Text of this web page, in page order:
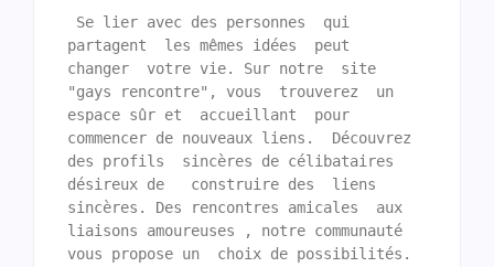
partagent  les mêmes idées  peut
changer  votre vie. Sur notre  site
"gays rencontre", vous  trouverez  un
espace sûr et  accueillant  pour
commencer de nouveaux liens.  Découvrez
des profils  sincères de célibataires
désireux de   construire des  liens
sincères. Des rencontres amicales  aux
liaisons amoureuses , notre communauté
vous propose un  choix de possibilités.